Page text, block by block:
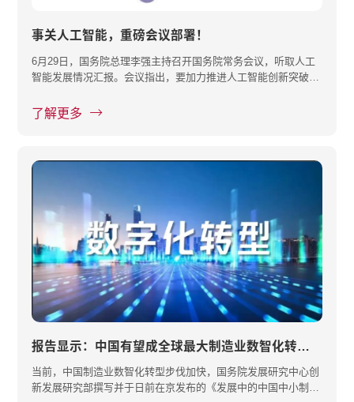
事关人工智能，重磅会议部署！
6月29日，国务院总理李强主持召开国务院常务会议，听取人工
智能发展情况汇报。会议指出，要加力推进人工智能创新突破，
了解更多
报告显示：中国有望成全球最大制造业数智化转型市场之一
当前，中国制造业数智化转型步伐加快，国务院发展研究中心创
新发展研究部撰写并于日前在京发布的《发展中的中国中小制造